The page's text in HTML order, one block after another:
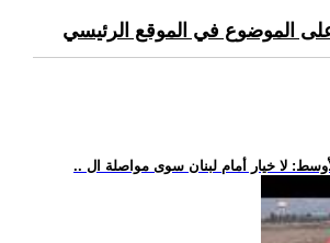
على الموضوع في الموقع الرئيسي
لا خيار أمام لبنان سوى مواصلة ال